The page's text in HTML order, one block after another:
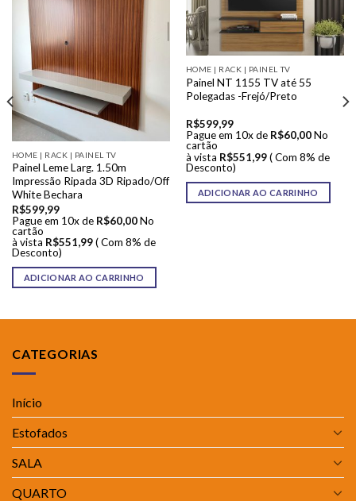
HOME | RACK | PAINEL TV
Painel Leme Larg. 1.50m
Impressão Ripada 3D Ripado/Off
White Bechara
R$599,99
Pague em 10x de R$60,00 No
cartão
à vista R$551,99 ( Com 8% de
Desconto)
ADICIONAR AO CARRINHO
HOME | RACK | PAINEL TV
Painel NT 1155 TV até 55
Polegadas -Frejó/Preto
R$599,99
Pague em 10x de R$60,00 No
cartão
à vista R$551,99 ( Com 8% de
Desconto)
ADICIONAR AO CARRINHO
CATEGORIAS
Início
Estofados
SALA
QUARTO